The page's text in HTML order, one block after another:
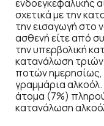
ενδοεγκεφαλικής
σχετικά με την
την εισαγωγή στο
ασθενή είτε από
την υπερβολική
κατανάλωση
ποτών ημερησίως,
γραμμάρια
άτομα (7%)
κατανάλωση